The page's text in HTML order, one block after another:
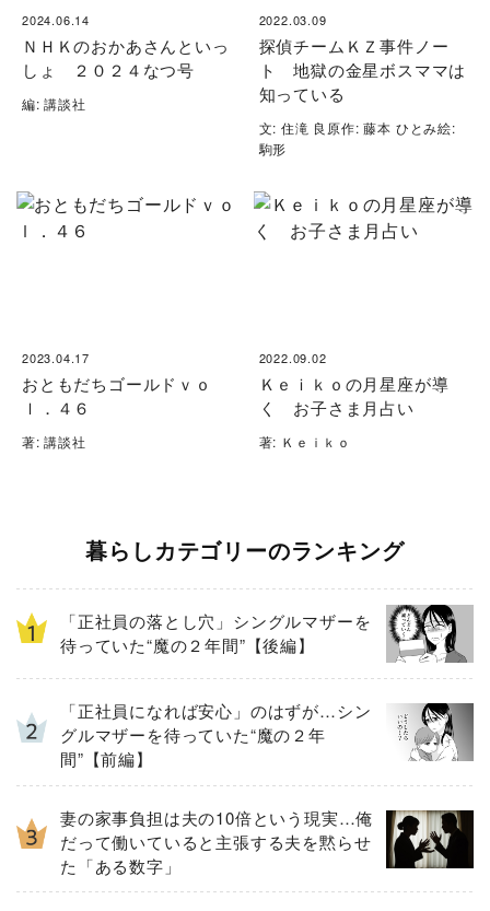
2024.06.14
ＮＨＫのおかあさんといっ
しょ ２０２４なつ号
編: 講談社
2022.03.09
探偵チームＫＺ事件ノー
ト 地獄の金星ボスママは
知っている
文: 住滝 良原作: 藤本 ひとみ絵:
駒形
2023.04.17
おともだちゴールドｖｏ
ｌ．４６
著: 講談社
2022.09.02
Ｋｅｉｋｏの月星座が導
く お子さま月占い
著: Ｋｅｉｋｏ
暮らしカテゴリーのランキング
「正社員の落とし穴」シングルマザーを
待っていた“魔の２年間”【後編】
「正社員になれば安心」のはずが…シン
グルマザーを待っていた“魔の２年
間”【前編】
妻の家事負担は夫の10倍という現実…俺
だって働いていると主張する夫を黙らせ
た「ある数字」